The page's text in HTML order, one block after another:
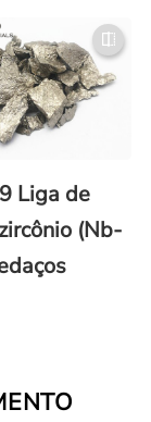
Liga de
(Nb-